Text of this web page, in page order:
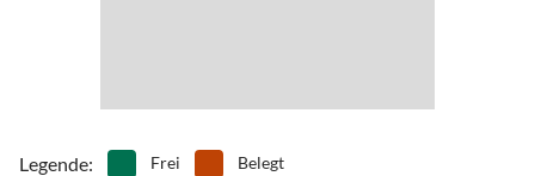
Legende: Frei Belegt